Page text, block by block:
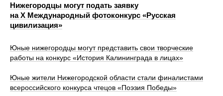
Нижегородцы могут подать заявку
на X Международный фотоконкурс «Русская
цивилизация»
Юные нижегородцы могут представить свои творческие
работы на конкурс «История Калининграда в лицах»
Юные жители Нижегородской области стали финалистами
всероссийского конкурса чтецов «Поэзия Победы»